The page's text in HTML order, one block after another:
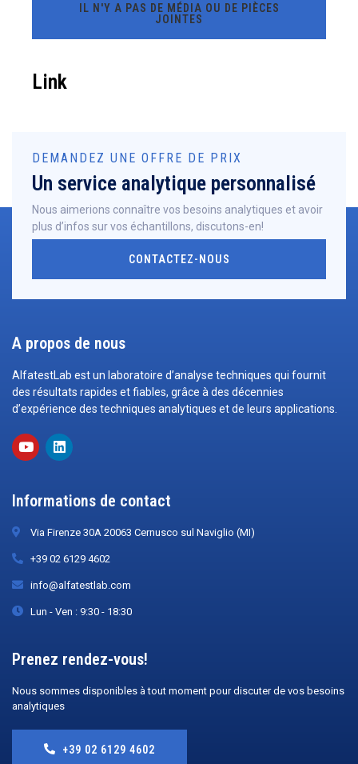
IL N'Y A PAS DE MÉDIA OU DE PIÈCES
JOINTES
Link
DEMANDEZ UNE OFFRE DE PRIX
Un service analytique personnalisé
Nous aimerions connaître vos besoins analytiques et avoir
plus d’infos sur vos échantillons, discutons-en!
CONTACTEZ-NOUS
A propos de nous
AlfatestLab est un laboratoire d’analyse techniques qui fournit
des résultats rapides et fiables, grâce à des décennies
d’expérience des techniques analytiques et de leurs applications.
Informations de contact
Via Firenze 30A 20063 Cernusco sul Naviglio (MI)
+39 02 6129 4602
info@alfatestlab.com
Lun - Ven : 9:30 - 18:30
Prenez rendez-vous!
Nous sommes disponibles à tout moment pour discuter de vos besoins
analytiques
+39 02 6129 4602